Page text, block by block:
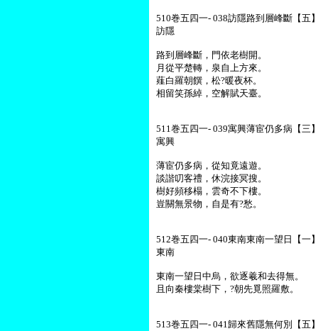
510巻五四一- 038訪隱路到層峰斷【
訪隱
路到層峰斷，門依老樹開。
月從平楚轉，泉自上方來。
薤白羅朝饌，松?暖夜杯。
相留笑孫綽，空解賦天臺。
511巻五四一- 039寓興薄宦仍多病【
寓興
薄宦仍多病，從知竟遠遊。
談諧叨客禮，休浣接冥搜。
樹好頻移榻，雲奇不下樓。
豈關無景物，自是有?愁。
512巻五四一- 040東南東南一望日【
東南
東南一望日中烏，欲逐羲和去得無。
且向秦樓棠樹下，?朝先覓照羅敷。
513巻五四一- 041歸來舊隱無何別【